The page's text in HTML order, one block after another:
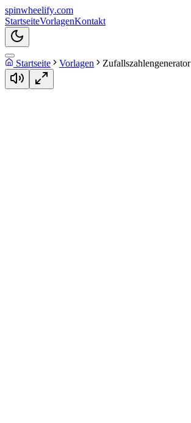
spinwheelify.com
StartseiteVorlagenKontakt
Startseite Vorlagen Zufallszahlengenerator